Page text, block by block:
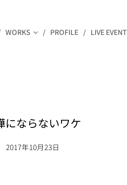
WORKS PROFILE LIVE EVENT
にならないワケ
2017年10月23日